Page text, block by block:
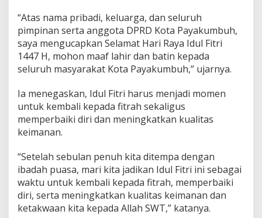
R
D
W
i
r
m
a
P
u
t
c
a
p
k
a
n
“Atas nama pribadi, keluarga, dan seluruh
pimpinan serta anggota DPRD Kota Payakumbuh,
saya mengucapkan Selamat Hari Raya Idul Fitri
1447 H, mohon maaf lahir dan batin kepada
seluruh masyarakat Kota Payakumbuh,” ujarnya.
Ia menegaskan, Idul Fitri harus menjadi momen
untuk kembali kepada fitrah sekaligus
memperbaiki diri dan meningkatkan kualitas
keimanan.
“Setelah sebulan penuh kita ditempa dengan
ibadah puasa, mari kita jadikan Idul Fitri ini sebagai
waktu untuk kembali kepada fitrah, memperbaiki
diri, serta meningkatkan kualitas keimanan dan
ketakwaan kita kepada Allah SWT,” katanya.